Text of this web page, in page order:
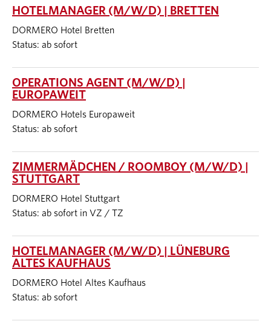
HOTELMANAGER (M/W/D) | BRETTEN
DORMERO Hotel Bretten
Status: ab sofort
OPERATIONS AGENT (M/W/D) |
EUROPAWEIT
DORMERO Hotels Europaweit
Status: ab sofort
ZIMMERMÄDCHEN / ROOMBOY (M/W/D) |
STUTTGART
DORMERO Hotel Stuttgart
Status: ab sofort in VZ / TZ
HOTELMANAGER (M/W/D) | LÜNEBURG
ALTES KAUFHAUS
DORMERO Hotel Altes Kaufhaus
Status: ab sofort